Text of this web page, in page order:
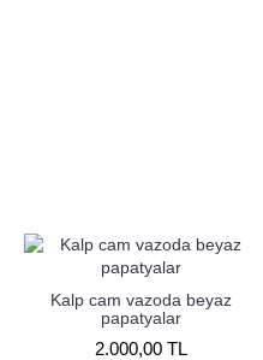
Kalp cam vazoda beyaz
papatyalar
2.000,00 TL